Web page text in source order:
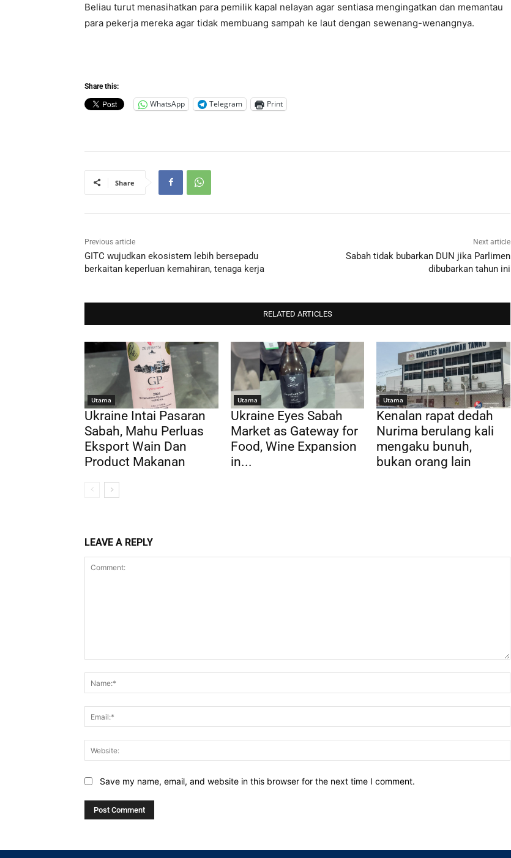
Beliau turut menasihatkan para pemilik kapal nelayan agar sentiasa mengingatkan dan memantau
para pekerja mereka agar tidak membuang sampah ke laut dengan sewenang-wenangnya.
Share this:
WhatsApp Telegram Print
Share
Previous article
GITC wujudkan ekosistem lebih bersepadu
berkaitan keperluan kemahiran, tenaga kerja
Next article
Sabah tidak bubarkan DUN jika Parlimen
dibubarkan tahun ini
RELATED ARTICLES
Utama
Ukraine Intai Pasaran
Sabah, Mahu Perluas
Eksport Wain Dan
Product Makanan
Utama
Ukraine Eyes Sabah
Market as Gateway for
Food, Wine Expansion
in...
Utama
Kenalan rapat dedah
Nurima berulang kali
mengaku bunuh,
bukan orang lain
LEAVE A REPLY
Save my name, email, and website in this browser for the next time I comment.